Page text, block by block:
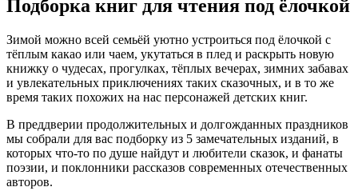
Подборка книг для чтения под ёлочкой
Зимой можно всей семьёй уютно устроиться под ёлочкой с
тёплым какао или чаем, укутаться в плед и раскрыть новую
книжку о чудесах, прогулках, тёплых вечерах, зимних забавах
и увлекательных приключениях таких сказочных, и в то же
время таких похожих на нас персонажей детских книг.
В преддверии продолжительных и долгожданных праздников
мы собрали для вас подборку из 5 замечательных изданий, в
которых что-то по душе найдут и любители сказок, и фанаты
поэзии, и поклонники рассказов современных отечественных
авторов.